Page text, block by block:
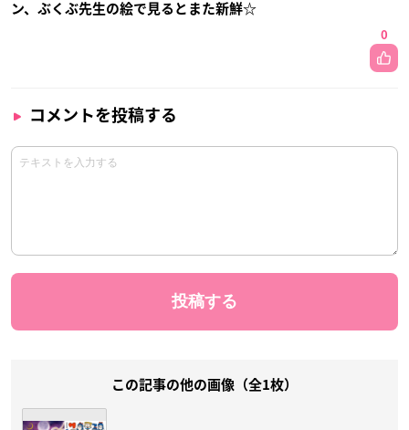
ン、ぶくぶ先生の絵で見るとまた新鮮☆
0
コメントを投稿する
この記事の他の画像（全1枚）